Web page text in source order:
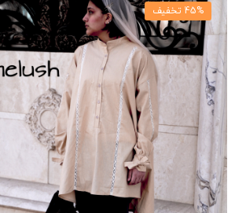
45% تخفیف